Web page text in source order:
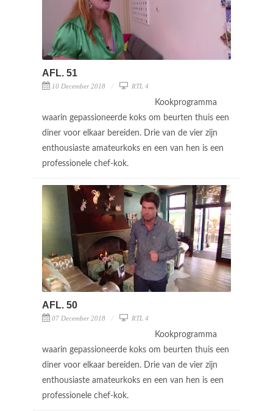
AFL. 51
10 December 2018 RTL 4
Kookprogramma
waarin gepassioneerde koks om beurten thuis een
diner voor elkaar bereiden. Drie van de vier zijn
enthousiaste amateurkoks en een van hen is een
professionele chef-kok.
AFL. 50
07 December 2018 RTL 4
Kookprogramma
waarin gepassioneerde koks om beurten thuis een
diner voor elkaar bereiden. Drie van de vier zijn
enthousiaste amateurkoks en een van hen is een
professionele chef-kok.